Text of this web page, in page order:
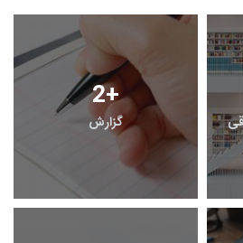
2+
گزارش